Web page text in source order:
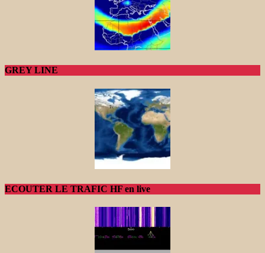
GREY LINE
ECOUTER LE TRAFIC HF en live